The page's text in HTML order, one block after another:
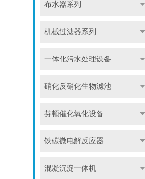
布水器系列
机械过滤器系列
一体化污水处理设备
硝化反硝化生物滤池
芬顿催化氧化设备
铁碳微电解反应器
混凝沉淀一体机